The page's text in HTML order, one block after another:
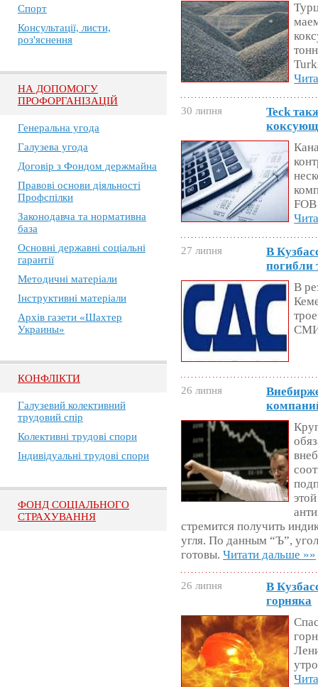
Спорт
Консультації, листи,
роз'яснення
НА ДОПОМОГУ
ПРОФОРГАНІЗАЦІЙ
Генеральна угода
Галузева угода
Договір з Фондом держмайна
Правові основи діяльності
Профспілки
Законодавча та нормативна
база
Основні державні соціальні
гарантії
Методичні матеріали
Інструктивні матеріали
Архів газети «Шахтер
Украины»
КОНФЛІКТИ
Галузевий колективний
трудовий спір
Колективні трудові спори
Індивідуальні трудові спори
ФОНД СОЦІАЛЬНОГО
СТРАХУВАННЯ
30 липня
Teck
27 липня
В
погибли
В
26 липня
стремится получить
угля. По данным “Ъ”,
готовы.Читати дальше »»
26 липня
В
горняка